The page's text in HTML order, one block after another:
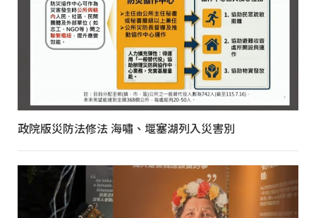
政院版災防法修法 海嘯、堰塞湖列入災害別